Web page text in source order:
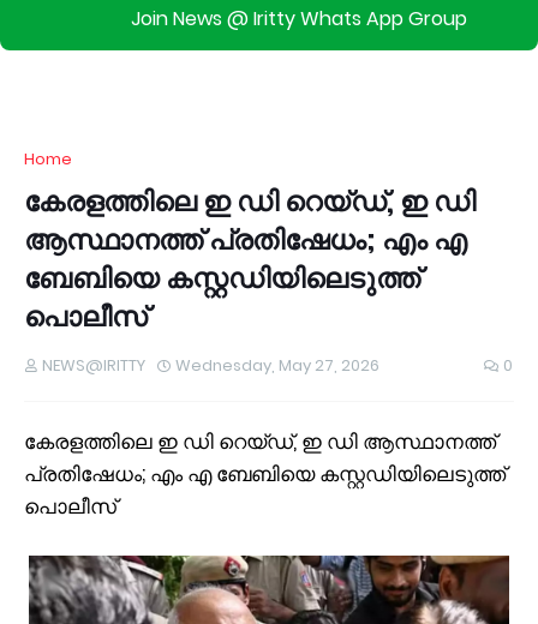
Join News @ Iritty Whats App Group
Home
കേരളത്തിലെ ഇ ഡി റെയ്‌ഡ്, ഇ ഡി
ആസ്ഥാനത്ത് പ്രതിഷേധം; എം എ
ബേബിയെ കസ്റ്റഡിയിലെടുത്ത്
പൊലീസ്
NEWS@IRITTY Wednesday, May 27, 2026 0
കേരളത്തിലെ ഇ ഡി റെയ്‌ഡ്, ഇ ഡി ആസ്ഥാനത്ത്
പ്രതിഷേധം; എം എ ബേബിയെ കസ്റ്റഡിയിലെടുത്ത്
പൊലീസ്